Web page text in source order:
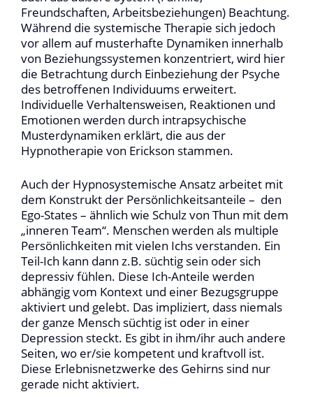
Freundschaften, Arbeitsbeziehungen) Beachtung.
Während die systemische Therapie sich jedoch
vor allem auf musterhafte Dynamiken innerhalb
von Beziehungssystemen konzentriert, wird hier
die Betrachtung durch Einbeziehung der Psyche
des betroffenen Individuums erweitert.
Individuelle Verhaltensweisen, Reaktionen und
Emotionen werden durch intrapsychische
Musterdynamiken erklärt, die aus der
Hypnotherapie von Erickson stammen.
Auch der Hypnosystemische Ansatz arbeitet mit
dem Konstrukt der Persönlichkeitsanteile – den
Ego-States – ähnlich wie Schulz von Thun mit dem
„inneren Team“. Menschen werden als multiple
Persönlichkeiten mit vielen Ichs verstanden. Ein
Teil-Ich kann dann z.B. süchtig sein oder sich
depressiv fühlen. Diese Ich-Anteile werden
abhängig vom Kontext und einer Bezugsgruppe
aktiviert und gelebt. Das impliziert, dass niemals
der ganze Mensch süchtig ist oder in einer
Depression steckt. Es gibt in ihm/ihr auch andere
Seiten, wo er/sie kompetent und kraftvoll ist.
Diese Erlebnisnetzwerke des Gehirns sind nur
gerade nicht aktiviert.